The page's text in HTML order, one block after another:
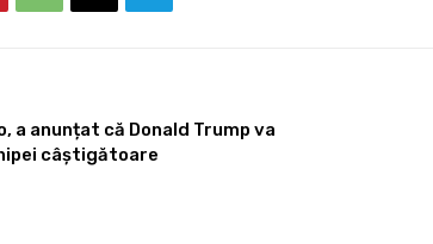
a anunțat că Donald Trump va
câștigătoare